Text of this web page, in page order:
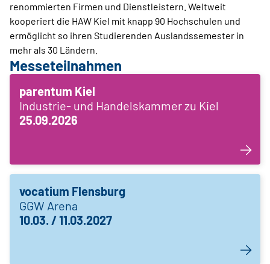
renommierten Firmen und Dienstleistern. Weltweit
kooperiert die HAW Kiel mit knapp 90 Hochschulen und
ermöglicht so ihren Studierenden Auslandssemester in
mehr als 30 Ländern.
Messeteilnahmen
parentum Kiel
Industrie- und Handelskammer zu Kiel
25.09.2026
vocatium Flensburg
GGW Arena
10.03. / 11.03.2027